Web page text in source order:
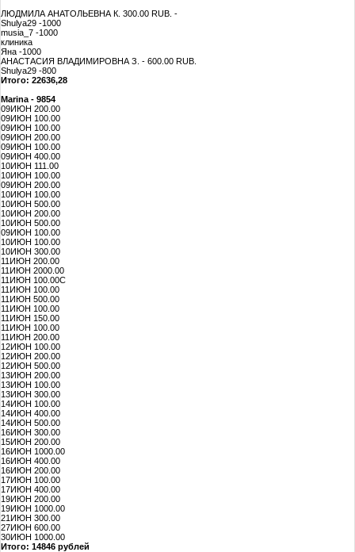
ЛЮДМИЛА АНАТОЛЬЕВНА К. 300.00 RUB. -
Shulya29 -1000
musia_7 -1000
клиника
Яна -1000
АНАСТАСИЯ ВЛАДИМИРОВНА З. - 600.00 RUB.
Shulya29 -800
Итого: 22636,28
Marina - 9854
09ИЮН 200.00
09ИЮН 100.00
09ИЮН 100.00
09ИЮН 200.00
09ИЮН 100.00
09ИЮН 400.00
10ИЮН 111.00
10ИЮН 100.00
09ИЮН 200.00
10ИЮН 100.00
10ИЮН 500.00
10ИЮН 200.00
10ИЮН 500.00
09ИЮН 100.00
10ИЮН 100.00
10ИЮН 300.00
11ИЮН 200.00
11ИЮН 2000.00
11ИЮН 100.00C
11ИЮН 100.00
11ИЮН 500.00
11ИЮН 100.00
11ИЮН 150.00
11ИЮН 100.00
11ИЮН 200.00
12ИЮН 100.00
12ИЮН 200.00
12ИЮН 500.00
13ИЮН 200.00
13ИЮН 100.00
13ИЮН 300.00
14ИЮН 100.00
14ИЮН 400.00
14ИЮН 500.00
16ИЮН 300.00
15ИЮН 200.00
16ИЮН 1000.00
16ИЮН 400.00
16ИЮН 200.00
17ИЮН 100.00
17ИЮН 400.00
19ИЮН 200.00
19ИЮН 1000.00
21ИЮН 300.00
27ИЮН 600.00
30ИЮН 1000.00
Итого: 14846 рублей